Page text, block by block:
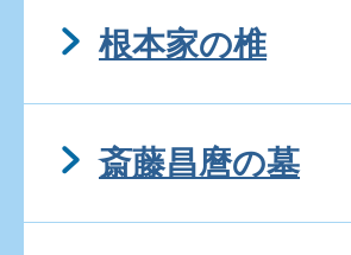
根本家の椎
斎藤昌麿の墓